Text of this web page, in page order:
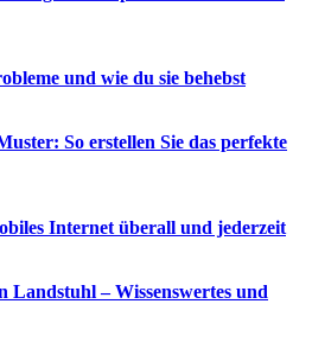
und wie du sie behebst
So erstellen Sie das perfekte
Internet überall und jederzeit
Landstuhl – Wissenswertes und